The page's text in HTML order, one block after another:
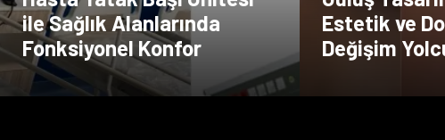
ile Sağlık Alanlarında
Fonksiyonel Konfor
Estetik ve
Değişim